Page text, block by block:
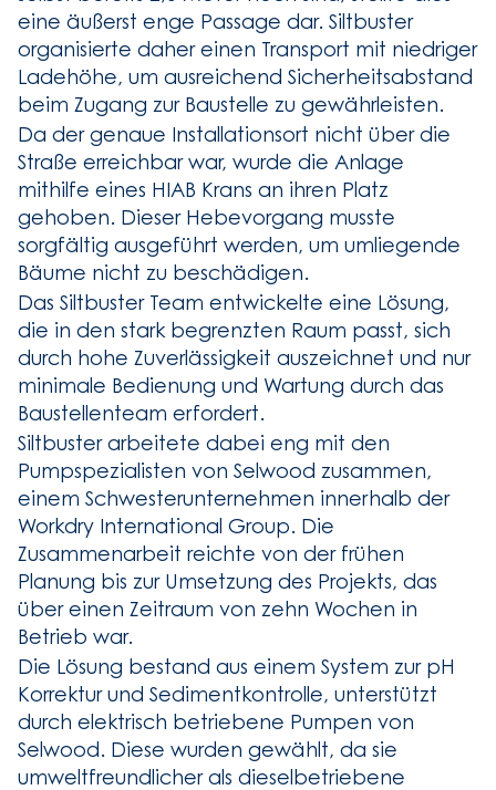
eine äußerst enge Passage dar. Siltbuster
organisierte daher einen Transport mit niedriger
Ladehöhe, um ausreichend Sicherheitsabstand
beim Zugang zur Baustelle zu gewährleisten.
Da der genaue Installationsort nicht über die
Straße erreichbar war, wurde die Anlage
mithilfe eines HIAB Krans an ihren Platz
gehoben. Dieser Hebevorgang musste
sorgfältig ausgeführt werden, um umliegende
Bäume nicht zu beschädigen.
Das Siltbuster Team entwickelte eine Lösung,
die in den stark begrenzten Raum passt, sich
durch hohe Zuverlässigkeit auszeichnet und nur
minimale Bedienung und Wartung durch das
Baustellenteam erfordert.
Siltbuster arbeitete dabei eng mit den
Pumpspezialisten von Selwood zusammen,
einem Schwesterunternehmen innerhalb der
Workdry International Group. Die
Zusammenarbeit reichte von der frühen
Planung bis zur Umsetzung des Projekts, das
über einen Zeitraum von zehn Wochen in
Betrieb war.
Die Lösung bestand aus einem System zur pH
Korrektur und Sedimentkontrolle, unterstützt
durch elektrisch betriebene Pumpen von
Selwood. Diese wurden gewählt, da sie
umweltfreundlicher als dieselbetriebene